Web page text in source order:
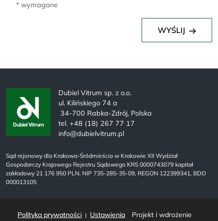
* wymagane
WYŚLIJ
Dubiel Vitrum sp. z o.o.
ul. Kilińskiego 74 a
34-700 Rabka-Zdrój, Polska
tel. +48 (18) 267 77 17
info@dubielvitrum.pl
Sąd rejonowy dla Krakowa-Śródmieścia w Krakowie XII Wydział
Gospodarczy Krajowego Rejestru Sądowego KRS 0000743079 kapitał
zakładowy 21 176 950 PLN, NIP 735-285-35-09, REGON 122399341, BDO
000013105
Polityka prywatności
Ustawienia
Projekt i wdrożenie